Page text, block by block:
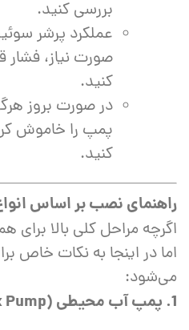
بررسی کنید.
عملکرد پرشر
صورت نیاز،
کنید.
در صورت بروز
پمپ را خاموش
کنید.
راهنمای نصب بر اساس
اگرچه مراحل کلی بالا برای
اما در اینجا به نکات خاص
می‌شود:
1. پمپ آب محیطی (Peripheral/Vortex Pump):